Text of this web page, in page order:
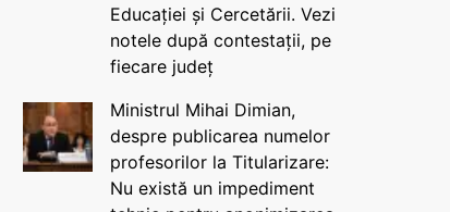
Educației și Cercetării. Vezi
notele după contestații, pe
fiecare județ
Ministrul Mihai Dimian,
despre publicarea numelor
profesorilor la Titularizare:
Nu există un impediment